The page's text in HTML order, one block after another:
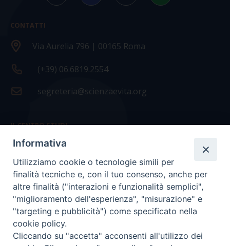
CONTATTI
Via Aurelia 796 | 00165 Roma
(+39) 06.6819.2554
segreteria@scienzaevita.org
IL CENTRO STUDI
La nostra storia
Statuto
Presidenza e ufficio presidenza
Consiglio scientifico
Coordinamento nazionale
Informativa
Utilizziamo cookie o tecnologie simili per
finalità tecniche e, con il tuo consenso, anche per
altre finalità ("interazioni e funzionalità semplici",
"miglioramento dell'esperienza", "misurazione" e
"targeting e pubblicità") come specificato nella
cookie policy.
Cliccando su "accetta" acconsenti all'utilizzo dei